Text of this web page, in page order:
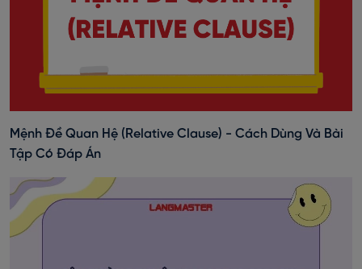
Mệnh Đề Quan Hệ (Relative Clause) - Cách Dùng Và Bài
Tập Có Đáp Án